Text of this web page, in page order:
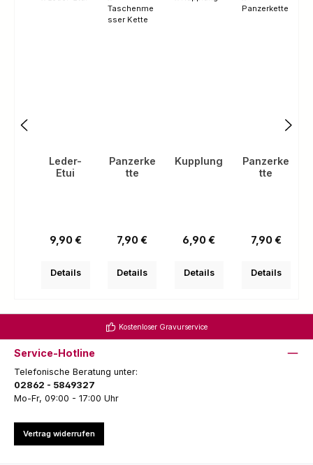
Leder-
Etui
Regulärer Preis:
9,90 €
Details
Panzerke
tte
Regulärer Preis:
7,90 €
Details
Kupplung
Regulärer Preis:
6,90 €
Details
Panzerke
tte
Regulärer
7,90 €
Details
Kostenloser Gravurservice
Service-Hotline
Telefonische Beratung unter:
02862 - 5849327
Mo-Fr, 09:00 - 17:00 Uhr
Vertrag widerrufen